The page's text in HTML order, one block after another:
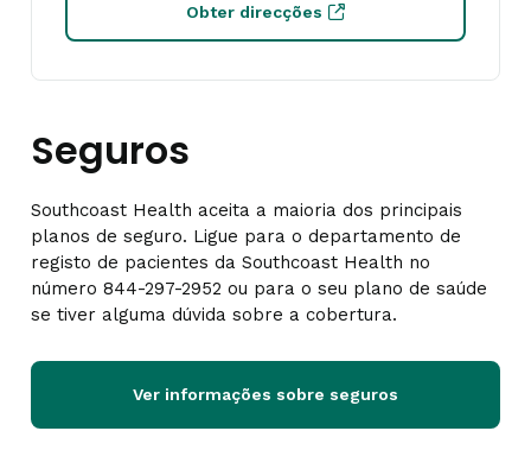
Obter direcções
Seguros
Southcoast Health aceita a maioria dos principais
planos de seguro. Ligue para o departamento de
registo de pacientes da Southcoast Health no
número 844-297-2952 ou para o seu plano de saúde
se tiver alguma dúvida sobre a cobertura.
Ver informações sobre seguros